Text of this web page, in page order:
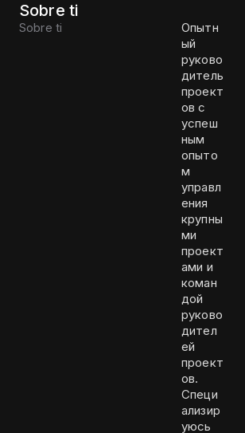
Sobre ti
Sobre ti
Опытн
ый
руково
дитель
проект
ов с
успеш
ным
опыто
м
управл
ения
крупны
ми
проект
ами и
коман
дой
руково
дител
ей
проект
ов.
Специ
ализир
уюсь